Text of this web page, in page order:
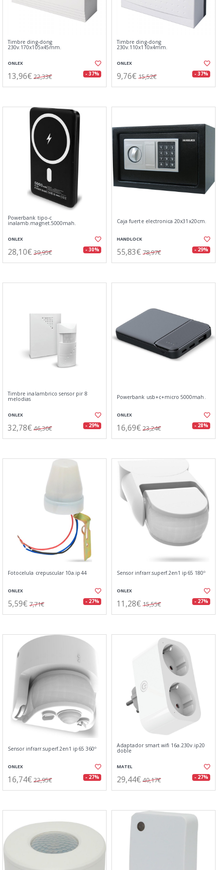
Timbre ding-dong
230v.170x105x45mm.
ONLEX
13,96€ 22,33€ - 37%
Timbre ding-dong
230v.110x110x4mm.
ONLEX
9,76€ 15,52€ - 37%
Powerbank tipo-c
inalamb.magnet.5000mah.
ONLEX
28,10€ 39,95€ - 30%
Caja fuerte electronica 20x31x20cm.
HANDLOCK
55,83€ 78,97€ - 29%
Timbre inalambrico sensor pir 8
melodias
ONLEX
32,78€ 46,36€ - 29%
Powerbank usb+c+micro 5000mah.
ONLEX
16,69€ 23,24€ - 28%
Fotocelula crepuscular 10a.ip44
ONLEX
5,59€ 7,71€ - 27%
Sensor infrarr.superf.2en1 ip65 180º
ONLEX
11,28€ 15,55€ - 27%
Sensor infrarr.superf.2en1 ip65 360º
ONLEX
16,74€ 22,95€ - 27%
Adaptador smart wifi 16a.230v.ip20
doble
MATEL
29,44€ 40,17€ - 27%